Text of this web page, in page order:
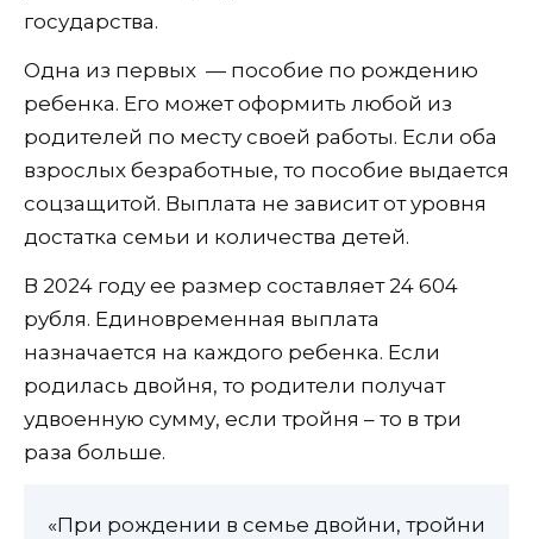
государства.
Одна из первых — пособие по рождению
ребенка. Его может оформить любой из
родителей по месту своей работы. Если оба
взрослых безработные, то пособие выдается
соцзащитой. Выплата не зависит от уровня
достатка семьи и количества детей.
В 2024 году ее размер составляет 24 604
рубля. Единовременная выплата
назначается на каждого ребенка. Если
родилась двойня, то родители получат
удвоенную сумму, если тройня – то в три
раза больше.
«При рождении в семье двойни, тройни